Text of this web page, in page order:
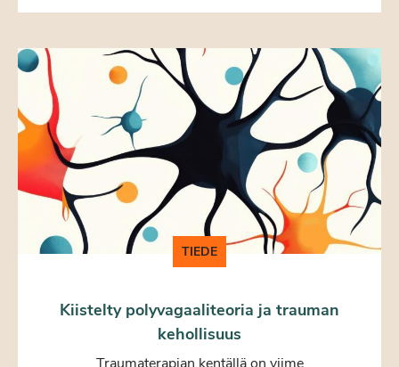
TIEDE
Kiistelty polyvagaaliteoria ja trauman
kehollisuus
Traumaterapian kentällä on viime